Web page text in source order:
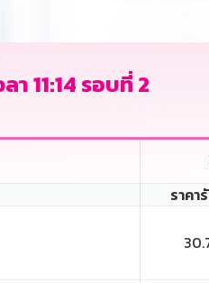
า 11:14 รอบที่ 2
ราคา